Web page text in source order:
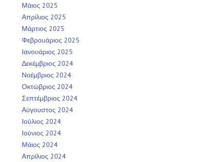
Μάιος 2025
Απρίλιος 2025
Μάρτιος 2025
Φεβρουάριος 2025
Ιανουάριος 2025
Δεκέμβριος 2024
Νοέμβριος 2024
Οκτώβριος 2024
Σεπτέμβριος 2024
Αύγουστος 2024
Ιούλιος 2024
Ιούνιος 2024
Μάιος 2024
Απρίλιος 2024